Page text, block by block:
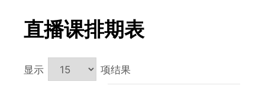
直播课排期表
显示 项结果